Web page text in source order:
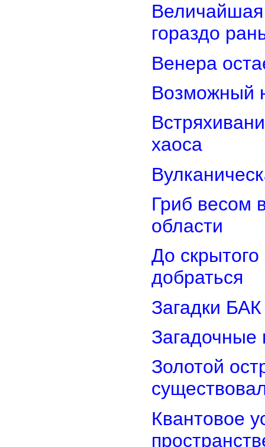
Величайшая
гораздо
Венера
Возможный
хаоса
Гриб весом
области
До
добраться
Загадки
Загадочные
Золотой
Квантовое